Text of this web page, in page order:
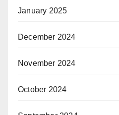
January 2025
December 2024
November 2024
October 2024